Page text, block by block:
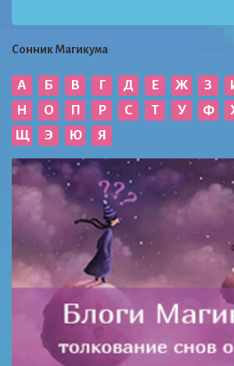
Сонник Магикума
А Б В Г Д Е Ж З
Н
О П Р С Т У Ф
Щ
Э Ю Я